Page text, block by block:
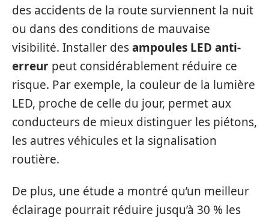
des accidents de la route surviennent la nuit
ou dans des conditions de mauvaise
visibilité. Installer desampoules LED anti-
erreur peut considérablement réduire ce
risque. Par exemple, la couleur de la lumière
LED, proche de celle du jour, permet aux
conducteurs de mieux distinguer les piétons,
les autres véhicules et la signalisation
routière.
De plus, une étude a montré qu’un meilleur
éclairage pourrait réduire jusqu’à 30 % les